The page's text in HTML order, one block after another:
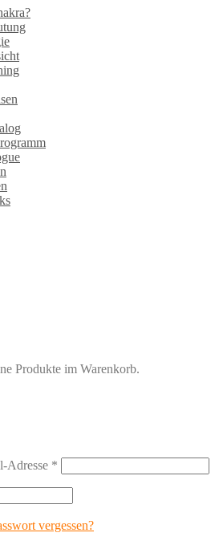
Produkte im Warenkorb.
Adresse *
vergessen?